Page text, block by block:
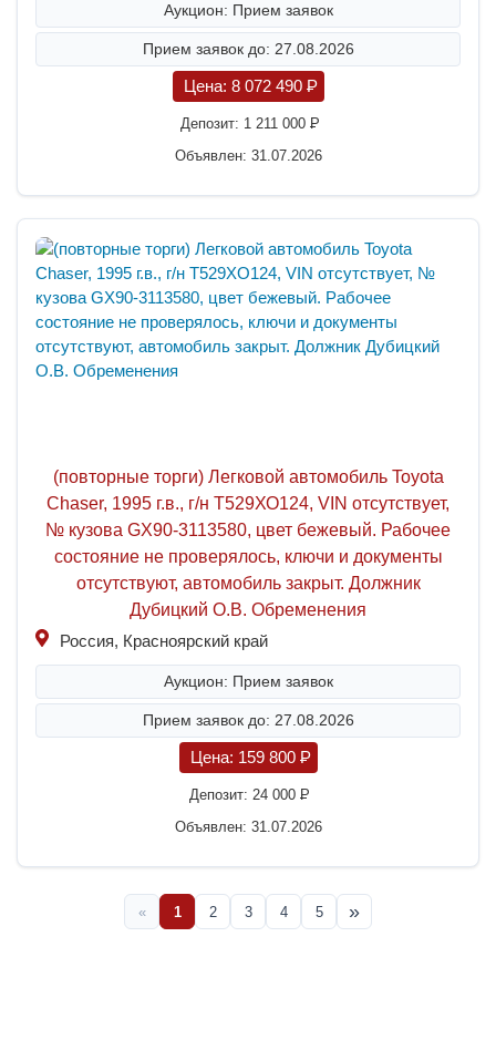
Аукцион: Прием заявок
Прием заявок до: 27.08.2026
Цена: 8 072 490 P
Депозит: 1 211 000 P
Объявлен: 31.07.2026
(повторные торги) Легковой автомобиль Toyota
Chaser, 1995 г.в., г/н Т529ХО124, VIN отсутствует,
№ кузова GX90-3113580, цвет бежевый. Рабочее
состояние не проверялось, ключи и документы
отсутствуют, автомобиль закрыт. Должник
Дубицкий О.В. Обременения
Россия, Красноярский край
Аукцион: Прием заявок
Прием заявок до: 27.08.2026
Цена: 159 800 P
Депозит: 24 000P
Объявлен: 31.07.2026
« 1 2 3 4 5 »